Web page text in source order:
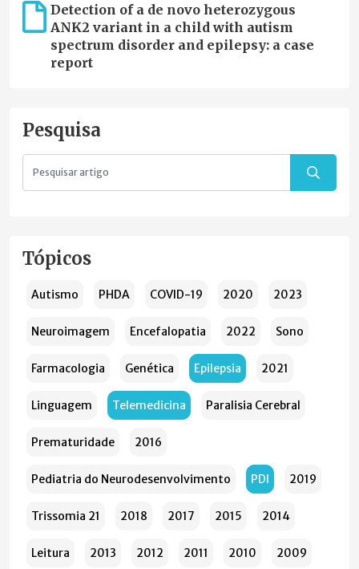
Detection of a de novo heterozygous
ANK2 variant in a child with autism
spectrum disorder and epilepsy: a case
report
Pesquisa
Tópicos
Autismo PHDA COVID-19 2020 2023
Neuroimagem Encefalopatia 2022 Sono
Farmacologia Genética Epilepsia 2021
Linguagem Telemedicina Paralisia Cerebral
Prematuridade 2016
Pediatria do Neurodesenvolvimento PDI 2019
Trissomia 21 2018 2017 2015 2014
Leitura 2013 2012 2011 2010 2009